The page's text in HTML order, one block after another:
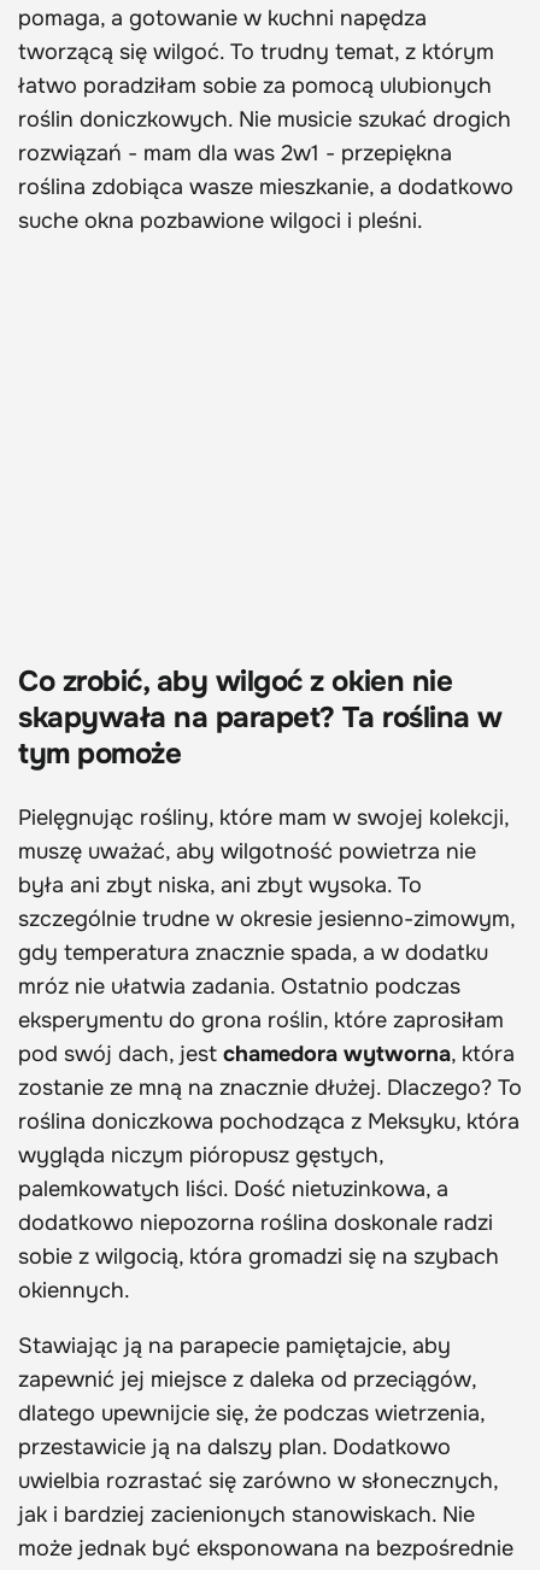
pomaga, a gotowanie w kuchni napędza
tworzącą się wilgoć. To trudny temat, z którym
łatwo poradziłam sobie za pomocą ulubionych
roślin doniczkowych. Nie musicie szukać drogich
rozwiązań - mam dla was 2w1 - przepiękna
roślina zdobiąca wasze mieszkanie, a dodatkowo
suche okna pozbawione wilgoci i pleśni.
Co zrobić, aby wilgoć z okien nie
skapywała na parapet? Ta roślina w
tym pomoże
Pielęgnując rośliny, które mam w swojej kolekcji,
muszę uważać, aby wilgotność powietrza nie
była ani zbyt niska, ani zbyt wysoka. To
szczególnie trudne w okresie jesienno-zimowym,
gdy temperatura znacznie spada, a w dodatku
mróz nie ułatwia zadania. Ostatnio podczas
eksperymentu do grona roślin, które zaprosiłam
pod swój dach, jest chamedora wytworna, która
zostanie ze mną na znacznie dłużej. Dlaczego? To
roślina doniczkowa pochodząca z Meksyku, która
wygląda niczym pióropusz gęstych,
palemkowatych liści. Dość nietuzinkowa, a
dodatkowo niepozorna roślina doskonale radzi
sobie z wilgocią, która gromadzi się na szybach
okiennych.
Stawiając ją na parapecie pamiętajcie, aby
zapewnić jej miejsce z daleka od przeciągów,
dlatego upewnijcie się, że podczas wietrzenia,
przestawicie ją na dalszy plan. Dodatkowo
uwielbia rozrastać się zarówno w słonecznych,
jak i bardziej zacienionych stanowiskach. Nie
może jednak być eksponowana na bezpośrednie